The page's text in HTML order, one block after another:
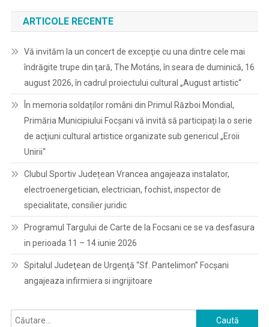
ARTICOLE RECENTE
Vă invităm la un concert de excepţie cu una dintre cele mai
îndrăgite trupe din ţară, The Motáns, în seara de duminică, 16
august 2026, în cadrul proiectului cultural „August artistic“
În memoria soldaților români din Primul Război Mondial,
Primăria Municipiului Focșani vă invită să participaţi la o serie
de acţiuni cultural artistice organizate sub genericul „Eroii
Unirii“
Clubul Sportiv Județean Vrancea angajeaza instalator,
electroenergetician, electrician, fochist, inspector de
specialitate, consilier juridic
Programul Targului de Carte de la Focsani ce se va desfasura
in perioada 11 – 14 iunie 2026
Spitalul Judeţean de Urgenţă “Sf. Pantelimon” Focşani
angajeaza infirmiera si ingrijitoare
Caută